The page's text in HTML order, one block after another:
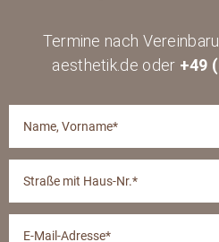
Termine nach
aesthetik.de oder +49